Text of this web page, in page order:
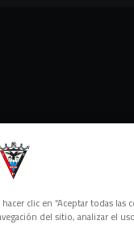
clic en “Aceptar todas
del sitio, analizar el